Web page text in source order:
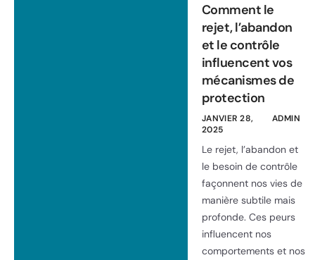
Comment le
rejet, l’abandon
et le contrôle
influencent vos
mécanismes de
protection
JANVIER 28,
2025
ADMIN
Le rejet, l’abandon et
le besoin de contrôle
façonnent nos vies de
manière subtile mais
profonde. Ces peurs
influencent nos
comportements et nos